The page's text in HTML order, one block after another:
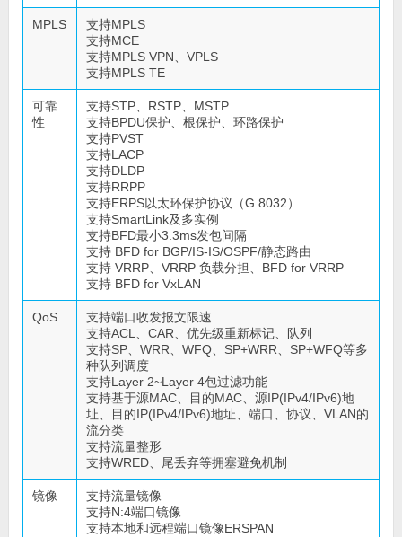
MPLS
支持MPLS
支持MCE
支持MPLS VPN、VPLS
支持MPLS TE
可靠
性
支持STP、RSTP、MSTP
支持BPDU保护、根保护、环路保护
支持PVST
支持LACP
支持DLDP
支持RRPP
支持ERPS以太环保护协议（G.8032）
支持SmartLink及多实例
支持BFD最小3.3ms发包间隔
支持 BFD for BGP/IS-IS/OSPF/静态路由
支持 VRRP、VRRP 负载分担、BFD for VRRP
支持 BFD for VxLAN
QoS
支持端口收发报文限速
支持ACL、CAR、优先级重新标记、队列
支持SP、WRR、WFQ、SP+WRR、SP+WFQ等多
种队列调度
支持Layer 2~Layer 4包过滤功能
支持基于源MAC、目的MAC、源IP(IPv4/IPv6)地
址、目的IP(IPv4/IPv6)地址、端口、协议、VLAN的
流分类
支持流量整形
支持WRED、尾丢弃等拥塞避免机制
镜像
支持流量镜像
支持N:4端口镜像
支持本地和远程端口镜像ERSPAN